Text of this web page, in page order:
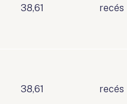
38,61
recés
38,61
recés